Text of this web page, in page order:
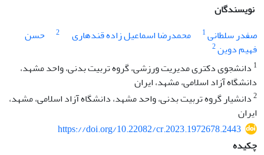
نویسندگان
صفدر سلطانی1 محمدرضا اسماعیل زاده قندهاری 2
حسن
فهیم دوین2
1 دانشجوی دکتری مدیریت ورزشی، گروه تربیت بدنی، واحد مشهد،
دانشگاه آزاد اسلامی، مشهد، ایران
2دانشیار گروه تربیت بدنی، واحد مشهد، دانشگاه آزاد اسلامی، مشهد،
ایران
https://doi.org/10.22082/cr.2023.1972678.2443
چکیده